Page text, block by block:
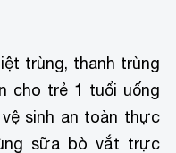
trùng, thanh trùng
cho trẻ 1 tuổi uống
sinh an toàn thực
sữa bò vắt trực